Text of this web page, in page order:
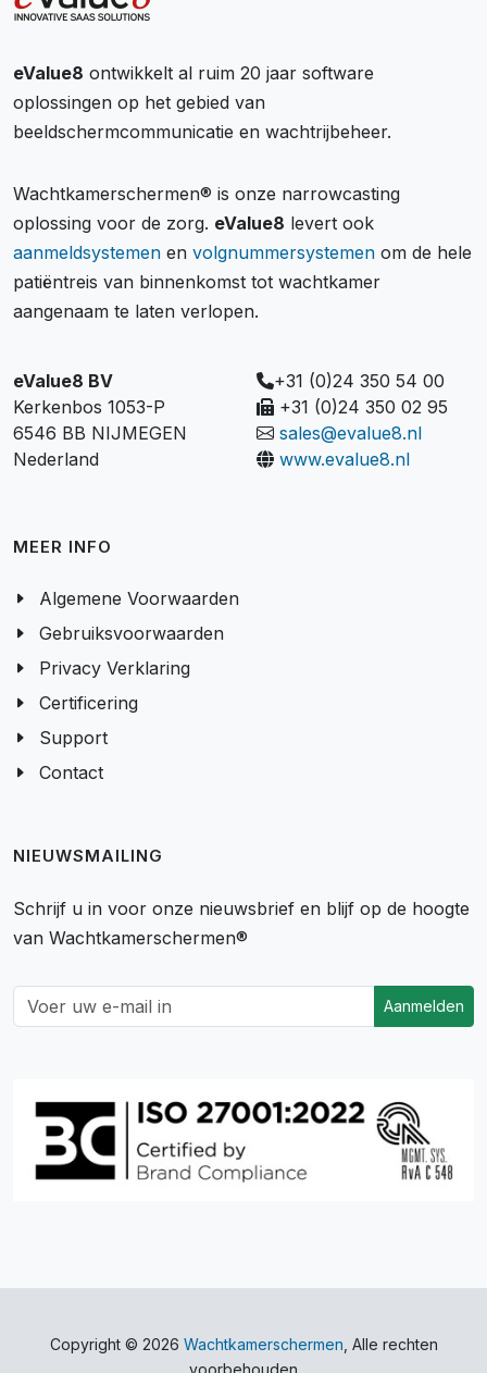
eValue8 ontwikkelt al ruim 20 jaar software
oplossingen op het gebied van
beeldschermcommunicatie en wachtrijbeheer.
Wachtkamerschermen® is onze narrowcasting
oplossing voor de zorg. eValue8 levert ook
aanmeldsystemen en volgnummersystemen om de hele
patiëntreis van binnenkomst tot wachtkamer
aangenaam te laten verlopen.
eValue8 BV
Kerkenbos 1053-P
6546 BB NIJMEGEN
Nederland
+31 (0)24 350 54 00
+31 (0)24 350 02 95
sales@evalue8.nl
www.evalue8.nl
MEER INFO
Algemene Voorwaarden
Gebruiksvoorwaarden
Privacy Verklaring
Certificering
Support
Contact
NIEUWSMAILING
Schrijf u in voor onze nieuwsbrief en blijf op de hoogte
van Wachtkamerschermen®
Aanmelden
Copyright © 2026 Wachtkamerschermen , Alle rechten
voorbehouden